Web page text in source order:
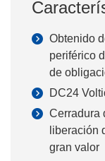
Obtenido
periférico
de
DC24
Cerradura
liberación
gran valor